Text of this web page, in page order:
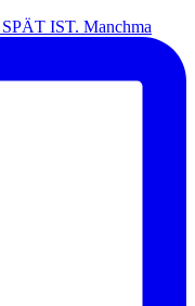
IST. Manchma